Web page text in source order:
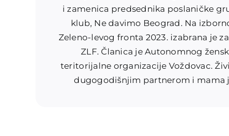
i zamenica predsednika poslaničke
klub, Ne davimo Beograd. Na
Zeleno-levog fronta 2023. izabrana je
ZLF. Članica je Autonomnog
teritorijalne organizacije Voždovac.
dugogodišnjim partnerom i mama